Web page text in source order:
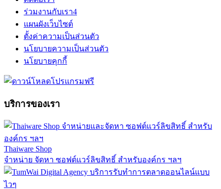
ร่วมงานกับเรา4
แผนผังเว็บไซต์
ตั้งค่าความเป็นส่วนตัว
นโยบายความเป็นส่วนตัว
นโยบายคุกกี้
บริการของเรา
Thaiware Shop
จำหน่าย จัดหา ซอฟต์แวร์ลิขสิทธิ์ สำหรับองค์กร ฯลฯ